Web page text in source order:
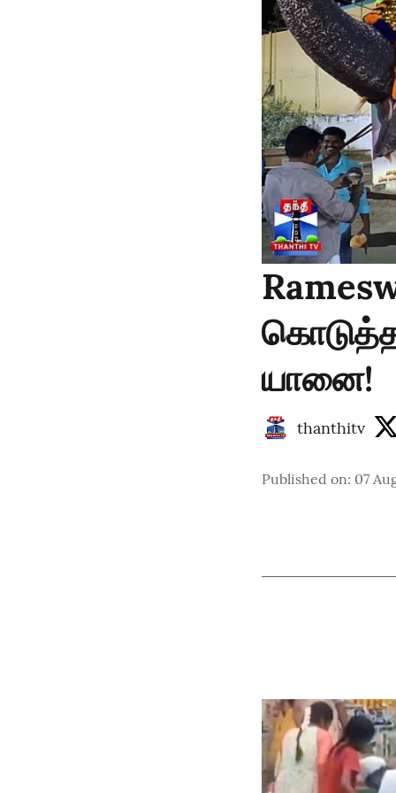
கொடுத்த
யானை!
thanthitv
Published on: 07